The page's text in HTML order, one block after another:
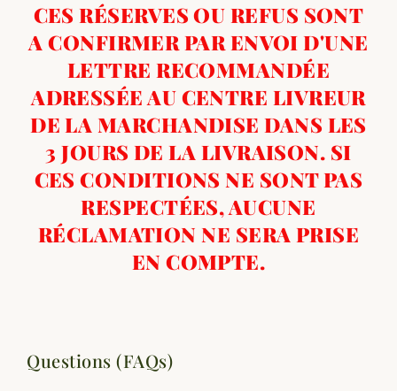
CES RÉSERVES OU REFUS SONT
A CONFIRMER PAR ENVOI D'UNE
LETTRE RECOMMANDÉE
ADRESSÉE AU CENTRE LIVREUR
DE LA MARCHANDISE DANS LES
3 JOURS DE LA LIVRAISON. SI
CES CONDITIONS NE SONT PAS
RESPECTÉES, AUCUNE
RÉCLAMATION NE SERA PRISE
EN COMPTE.
Questions (FAQs)